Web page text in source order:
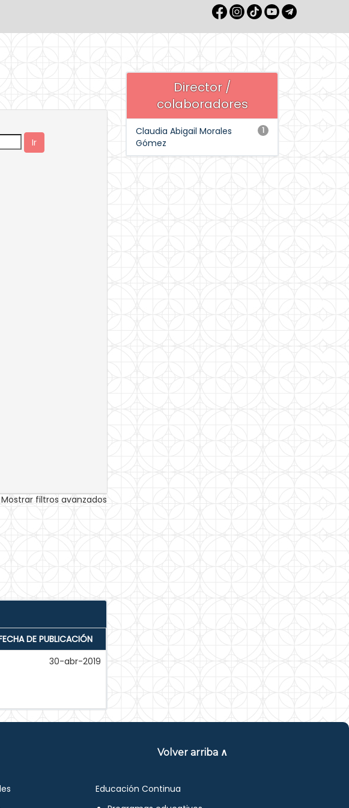
Mostrar filtros avanzados
DE PUBLICACIÓN
30-abr-2019
Director /
colaboradores
1
Claudia Abigail Morales
Gómez
Volver arriba ∧
Educación Continua